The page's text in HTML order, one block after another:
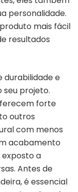
personalidade.
mais fácil
resultados
durabilidade e
seu projeto.
forte
outros
com menos
acabamento
a
Antes de
é essencial